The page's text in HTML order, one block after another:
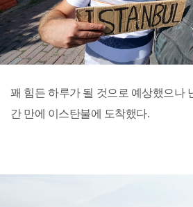
꽤 힘든 하루가 될 것으로 예상했으나
간 만에 이스탄불에 도착했다.